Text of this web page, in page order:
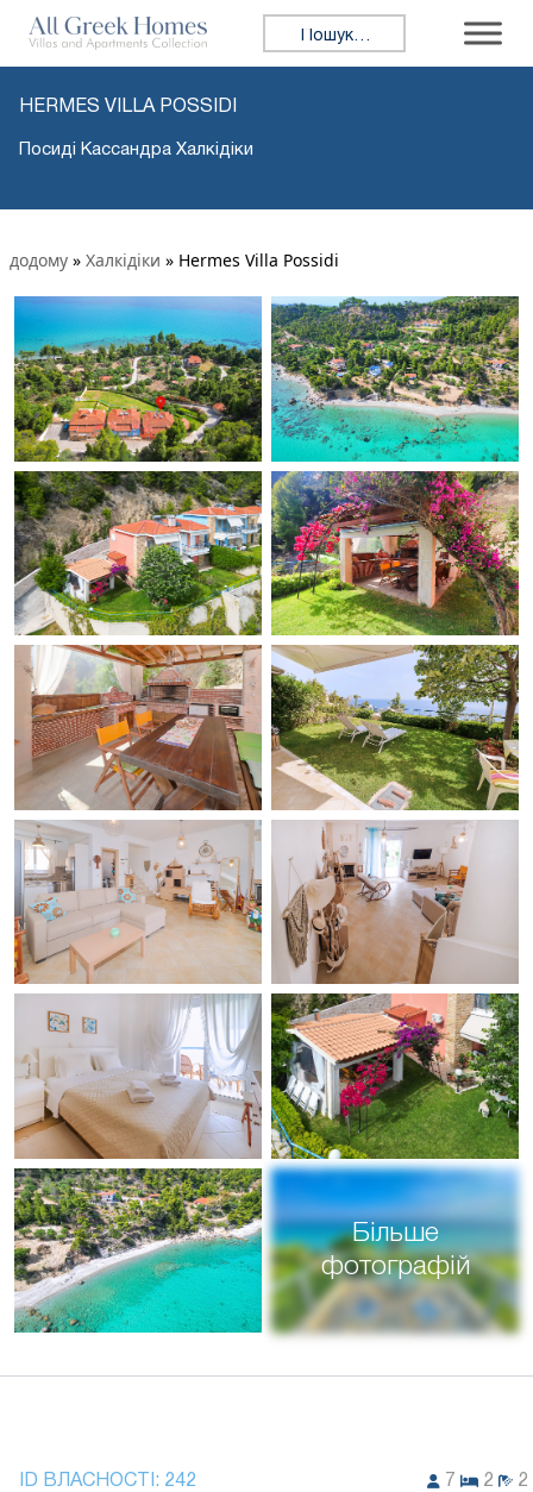
Пошук:
HERMES VILLA POSSIDI
Посиді Кассандра Халкідіки
додому » Халкідіки » Hermes Villa Possidi
Більше
фотографій
ID ВЛАСНОСТІ: 242 7 2 2